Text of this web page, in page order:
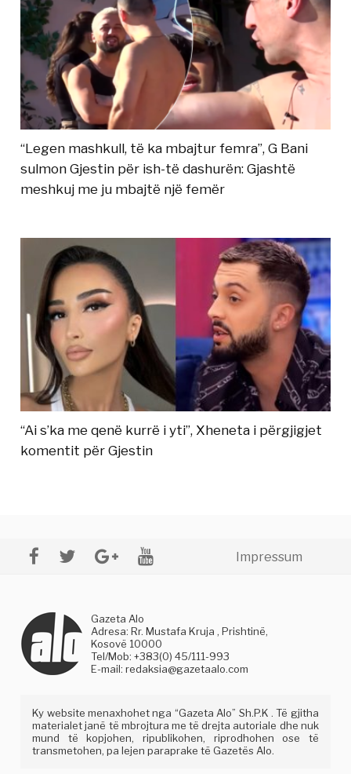
“Legen mashkull, të ka mbajtur femra”, G Bani
sulmon Gjestin për ish-të dashurën: Gjashtë
meshkuj me ju mbajtë një femër
“Ai s’ka me qenë kurrë i yti”, Xheneta i përgjigjet
komentit për Gjestin
Impressum
Gazeta Alo
Adresa: Rr. Mustafa Kruja , Prishtinë,
Kosovë 10000
Tel/Mob: +383(0) 45/111-993
E-mail:redaksia@gazetaalo.com
Ky website menaxhohet nga “Gazeta Alo” Sh.P.K . Të gjitha
materialet janë të mbrojtura me të drejta autoriale dhe nuk
mund të kopjohen, ripublikohen, riprodhohen ose të
transmetohen, pa lejen paraprake të Gazetës Alo.